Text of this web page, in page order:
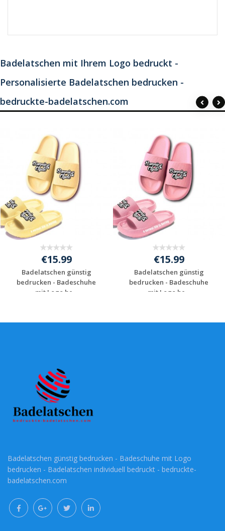
Badelatschen mit Ihrem Logo bedruckt -
Personalisierte Badelatschen bedrucken -
bedruckte-badelatschen.com
€15.99
Badelatschen günstig
bedrucken - Badeschuhe
mit Logo be...
€15.99
Badelatschen günstig
bedrucken - Badeschuhe
mit Logo be...
Badelatschen günstig bedrucken - Badeschuhe mit Logo
bedrucken - Badelatschen individuell bedruckt - bedruckte-
badelatschen.com